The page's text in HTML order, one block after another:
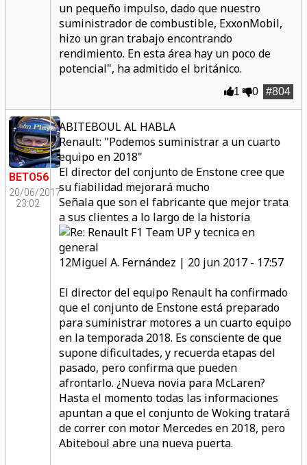
un pequeño impulso, dado que nuestro
suministrador de combustible, ExxonMobil,
hizo un gran trabajo encontrando
rendimiento. En esta área hay un poco de
potencial", ha admitido el británico.
#804
1 0
BETO56
20/06/2017
23:02
ABITEBOUL AL HABLA
Renault: "Podemos suministrar a un cuarto
equipo en 2018"
El director del conjunto de Enstone cree que
su fiabilidad mejorará mucho
Señala que son el fabricante que mejor trata
a sus clientes a lo largo de la historia
12Miguel A. Fernández | 20 jun 2017 - 17:57
El director del equipo Renault ha confirmado
que el conjunto de Enstone está preparado
para suministrar motores a un cuarto equipo
en la temporada 2018. Es consciente de que
supone dificultades, y recuerda etapas del
pasado, pero confirma que pueden
afrontarlo. ¿Nueva novia para McLaren?
Hasta el momento todas las informaciones
apuntan a que el conjunto de Woking tratará
de correr con motor Mercedes en 2018, pero
Abiteboul abre una nueva puerta.